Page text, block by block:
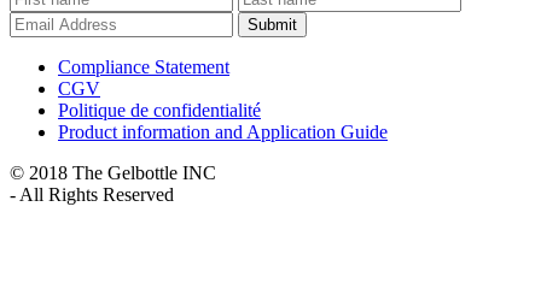
Submit
Compliance Statement
CGV
Politique de confidentialité
Product information and Application Guide
© 2018 The Gelbottle INC
- All Rights Reserved